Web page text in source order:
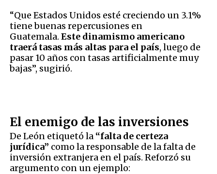
“Que Estados Unidos esté creciendo un 3.1%
tiene buenas repercusiones en
Guatemala. Este dinamismo americano
traerá tasas más altas para el país, luego de
pasar 10 años con tasas artificialmente muy
bajas”, sugirió.
El enemigo de las inversiones
De León etiquetó la “falta de certeza
jurídica” como la responsable de la falta de
inversión extranjera en el país. Reforzó su
argumento con un ejemplo: